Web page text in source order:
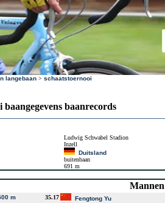
langebaan > schaatstoernooi
baangegevens baanrecords
Ludwig Schwabel Stadion
Inzell
Duitsland
buitenbaan
691 m
Mannen
m 35.17 Fengtong Yu